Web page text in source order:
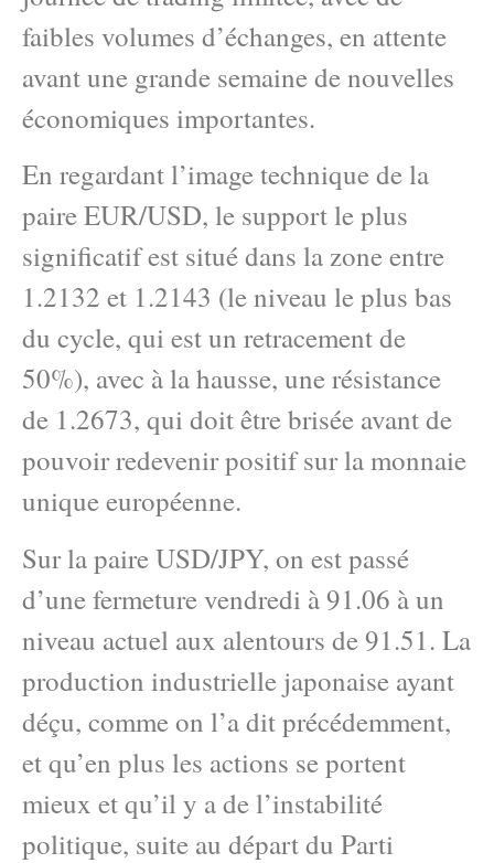
faibles volumes d’échanges, en attente
avant une grande semaine de nouvelles
économiques importantes.
En regardant l’image technique de la
paire EUR/USD, le support le plus
significatif est situé dans la zone entre
1.2132 et 1.2143 (le niveau le plus bas
du cycle, qui est un retracement de
50%), avec à la hausse, une résistance
de 1.2673, qui doit être brisée avant de
pouvoir redevenir positif sur la monnaie
unique européenne.
Sur la paire USD/JPY, on est passé
d’une fermeture vendredi à 91.06 à un
niveau actuel aux alentours de 91.51. La
production industrielle japonaise ayant
déçu, comme on l’a dit précédemment,
et qu’en plus les actions se portent
mieux et qu’il y a de l’instabilité
politique, suite au départ du Parti